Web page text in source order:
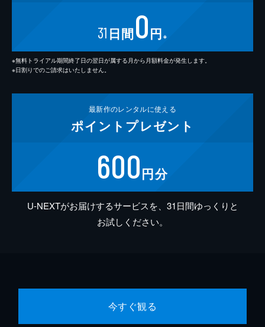
31 日間0円 ※
※無料トライアル期間終了日の翌日が属する月から月額料金が発生します。
※日割りでのご請求はいたしません。
最新作のレンタルに使える
ポイント プレゼント
600円分
U-NEXTがお届けするサービスを、31日間ゆっくりと
お試しください。
今すぐ観る